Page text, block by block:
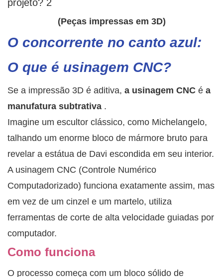
(Peças impressas em 3D)
O concorrente no canto azul:
O que é usinagem CNC?
Se a impressão 3D é aditiva, a usinagem CNC é a
manufatura subtrativa .
Imagine um escultor clássico, como Michelangelo,
talhando um enorme bloco de mármore bruto para
revelar a estátua de Davi escondida em seu interior.
A usinagem CNC (Controle Numérico
Computadorizado) funciona exatamente assim, mas
em vez de um cinzel e um martelo, utiliza
ferramentas de corte de alta velocidade guiadas por
computador.
Como funciona
O processo começa com um bloco sólido de